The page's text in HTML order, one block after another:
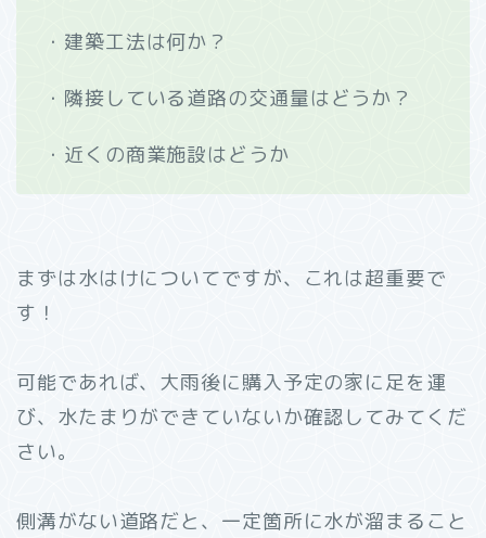
・建築工法は何か？
・隣接している道路の交通量はどうか？
・近くの商業施設はどうか
まずは水はけについてですが、これは超重要で
す！
可能であれば、大雨後に購入予定の家に足を運
び、水たまりができていないか確認してみてくだ
さい。
側溝がない道路だと、一定箇所に水が溜まること